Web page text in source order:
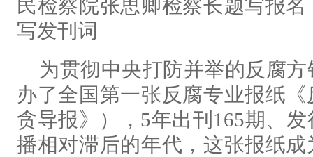
民检察院张思卿检察长题写报
写发刊词
为贯彻中央打防并举的反腐
办了全国第一张反腐专业报纸
贪导报》），5年出刊165期、
播相对滞后的年代，这张报纸